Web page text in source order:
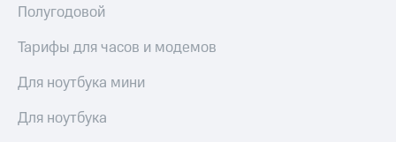
Полугодовой
Тарифы для часов и модемов
Для ноутбука мини
Для ноутбука